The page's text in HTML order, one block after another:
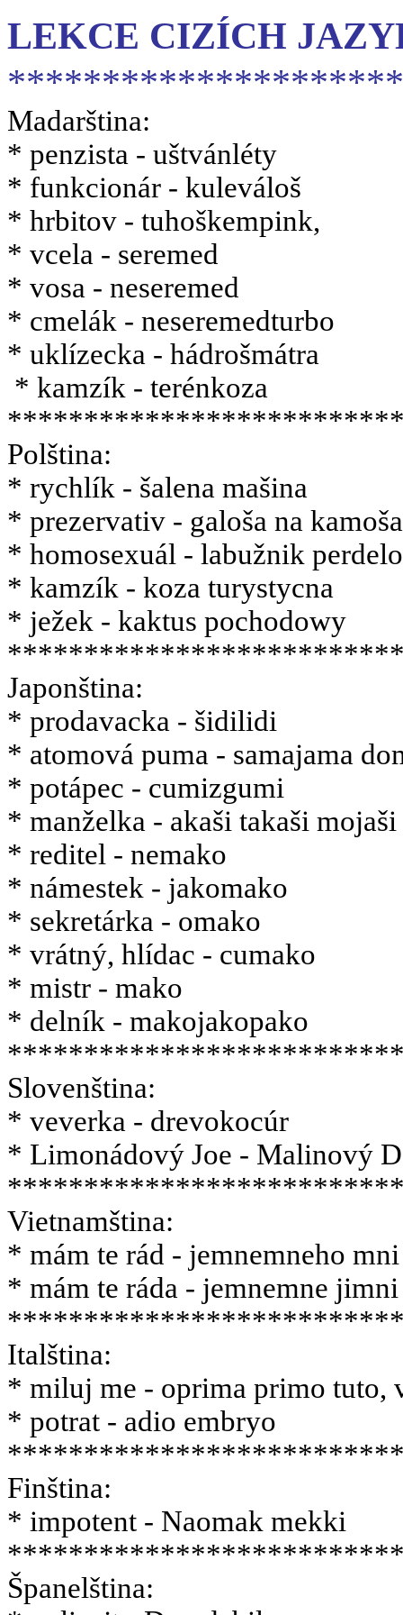
LEKCE CIZÍCH
Madarština:
* penzista - uštvánléty
* funkcionár - kuleváloš
* hrbitov - tuhoškempink,
* vcela - seremed
* vosa - neseremed
* cmelák - neseremedturbo
* uklízecka - hádrošmátra
* kamzík - terénkoza
Polština:
* rychlík - šalena mašina
* prezervativ - galoša na kamoša
* homosexuál - labužnik
* kamzík - koza turystycna
* ježek - kaktus pochodowy
Japonština:
* prodavacka - šidilidi
* atomová puma - samajama
* potápec - cumizgumi
* manželka - akaši takaši mojaši
* reditel - nemako
* námestek - jakomako
* sekretárka - omako
* vrátný, hlídac - cumako
* mistr - mako
* delník - makojakopako
Slovenština:
* veverka - drevokocúr
* Limonádový Joe - Malinový
Vietnamština:
* mám te rád - jemnemneho mni
* mám te ráda - jemnemne jimni
Italština:
* miluj me - oprima primo tuto,
* potrat - adio embryo
Finština:
* impotent - Naomak mekki
Španelština: